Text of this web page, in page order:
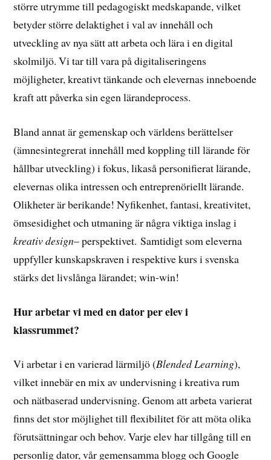
större utrymme till pedagogiskt medskapande, vilket
betyder större delaktighet i val av innehåll och
utveckling av nya sätt att arbeta och lära i en digital
skolmiljö. Vi tar till vara på digitaliseringens
möjligheter, kreativt tänkande och elevernas inneboende
kraft att påverka sin egen lärandeprocess.
Bland annat är gemenskap och världens berättelser
(ämnesintegrerat innehåll med koppling till lärande för
hållbar utveckling) i fokus, likaså personifierat lärande,
elevernas olika intressen och entreprenöriellt lärande.
Olikheter är berikande! Nyfikenhet, fantasi, kreativitet,
ömsesidighet och utmaning är några viktiga inslag i
kreativ design– perspektivet. Samtidigt som eleverna
uppfyller kunskapskraven i respektive kurs i svenska
stärks det livslånga lärandet; win-win!
Hur arbetar vi med en dator per elev i
klassrummet?
Vi arbetar i en varierad lärmiljö (Blended Learning),
vilket innebär en mix av undervisning i kreativa rum
och nätbaserad undervisning. Genom att arbeta varierat
finns det stor möjlighet till flexibilitet för att möta olika
förutsättningar och behov. Varje elev har tillgång till en
personlig dator, vår gemensamma blogg och Google